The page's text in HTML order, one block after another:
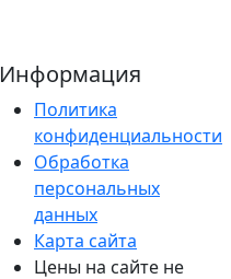
Информация
Политика
конфиденциальности
Обработка
персональных
данных
Карта сайта
Цены на сайте не